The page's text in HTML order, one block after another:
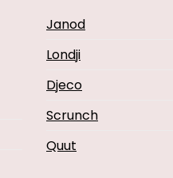
Janod
Londji
Djeco
Scrunch
Quut